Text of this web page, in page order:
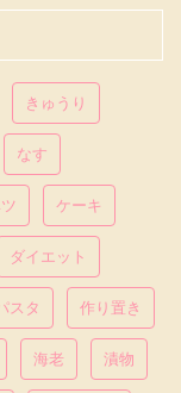
きゅうり
なす
ケーキ
ダイエット
スタ 作り置き
海老 漬物